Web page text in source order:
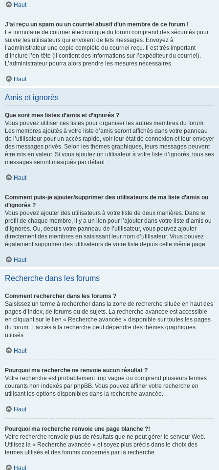
Haut
J’ai reçu un spam ou un courriel abusif d’un membre de ce forum !
Le formulaire de courrier électronique du forum comprend des sécurités pour
suivre les utilisateurs qui envoient de tels messages. Envoyez à
l’administrateur une copie complète du courriel reçu. Il est très important
d’inclure l’en-tête (il contient des informations sur l’expéditeur du courriel).
L’administrateur pourra alors prendre les mesures nécessaires.
Haut
Amis et ignorés
Que sont mes listes d’amis et d’ignorés ?
Vous pouvez utiliser ces listes pour organiser les autres membres du forum.
Les membres ajoutés à votre liste d’amis seront affichés dans votre panneau
de l’utilisateur pour un accès rapide, voir leur état de connexion et leur envoyer
des messages privés. Selon les thèmes graphiques, leurs messages peuvent
être mis en valeur. Si vous ajoutez un utilisateur à votre liste d’ignorés, tous ses
messages seront masqués par défaut.
Haut
Comment puis-je ajouter/supprimer des utilisateurs de ma liste d’amis ou
d’ignorés ?
Vous pouvez ajouter des utilisateurs à votre liste de deux manières. Dans le
profil de chaque membre, il y a un lien pour l’ajouter dans votre liste d’amis ou
d’ignorés. Ou, depuis votre panneau de l’utilisateur, vous pouvez ajouter
directement des membres en saisissant leur nom d’utilisateur. Vous pouvez
également supprimer des utilisateurs de votre liste depuis cette même page.
Haut
Recherche dans les forums
Comment rechercher dans les forums ?
Saisissez un terme à rechercher dans la zone de recherche située en haut des
pages d’index, de forums ou de sujets. La recherche avancée est accessible
en cliquant sur le lien « Recherche avancée » disponible sur toutes les pages
du forum. L’accès à la recherche peut dépendre des thèmes graphiques
utilisés.
Haut
Pourquoi ma recherche ne renvoie aucun résultat ?
Votre recherche est probablement trop vague ou comprend plusieurs termes
courants non indexés par phpBB. Vous pouvez affiner votre recherche en
utilisant les options disponibles dans la recherche avancée.
Haut
Pourquoi ma recherche renvoie une page blanche ?!
Votre recherche renvoie plus de résultats que ne peut gérer le serveur Web.
Utilisez la « Recherche avancée » et soyez plus précis dans le choix des
termes utilisés et des forums concernés par la recherche.
Haut